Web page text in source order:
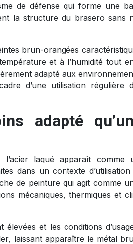
de défense qui forme une
la structure du brasero sans
brun-orangées
et à l’humidité tout
adapté aux
d’une utilisation régulière
adapté
l’acier laqué apparaît comme
dans un contexte
de peinture qui agit comme
mécaniques, thermiques et
et les conditions
laissant apparaître le métal